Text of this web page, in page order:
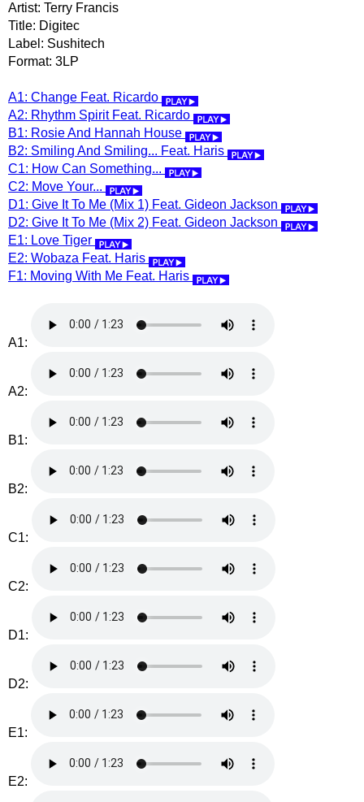
Artist: Terry Francis
Title: Digitec
Label: Sushitech
Format: 3LP
A1: Change Feat. Ricardo
A2: Rhythm Spirit Feat. Ricardo
B1: Rosie And Hannah House
B2: Smiling And Smiling... Feat. Haris
C1: How Can Something...
C2: Move Your...
D1: Give It To Me (Mix 1) Feat. Gideon Jackson
D2: Give It To Me (Mix 2) Feat. Gideon Jackson
E1: Love Tiger
E2: Wobaza Feat. Haris
F1: Moving With Me Feat. Haris
A1:
A2:
B1:
B2:
C1:
C2:
D1:
D2:
E1:
E2: